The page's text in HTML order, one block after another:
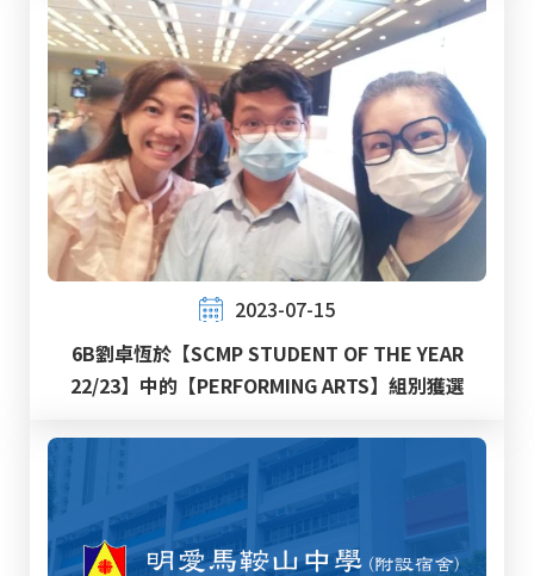
2023-07-15
6B劉卓恆於【SCMP STUDENT OF THE YEAR
22/23】中的【PERFORMING ARTS】組別獲選